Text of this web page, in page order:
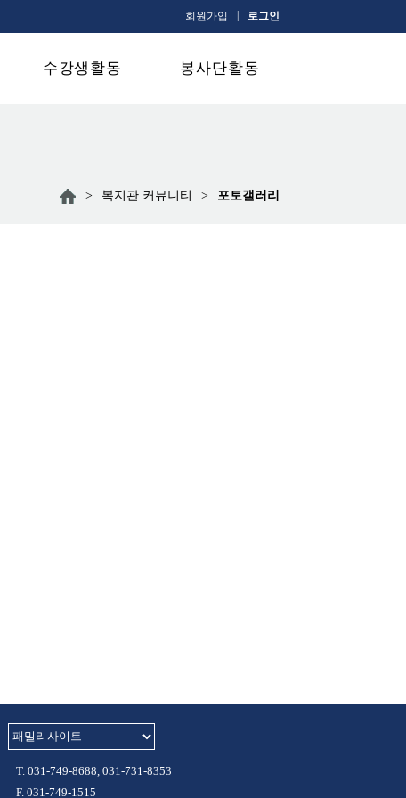
회원가입 로그인
수강생활동 봉사단활동
> 복지관 커뮤니티 > 포토갤러리
T. 031-749-8688, 031-731-8353
F. 031-749-1515